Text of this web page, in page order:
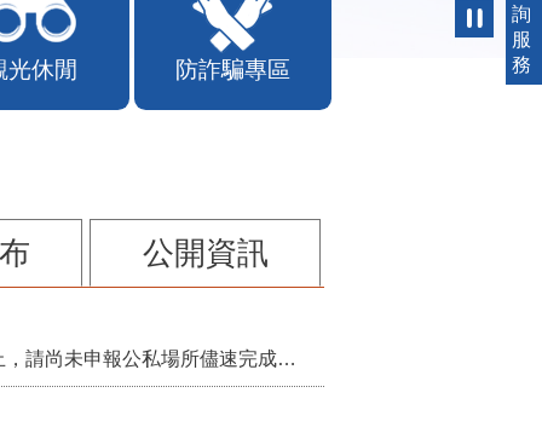
光休閒 防詐騙專區
公開資訊
115年第2季固定源空污費申報已於7月底截止，請尚未申報公私場所儘速完成申繳，以免面臨滯納金及罰鍰!
詢
服
務